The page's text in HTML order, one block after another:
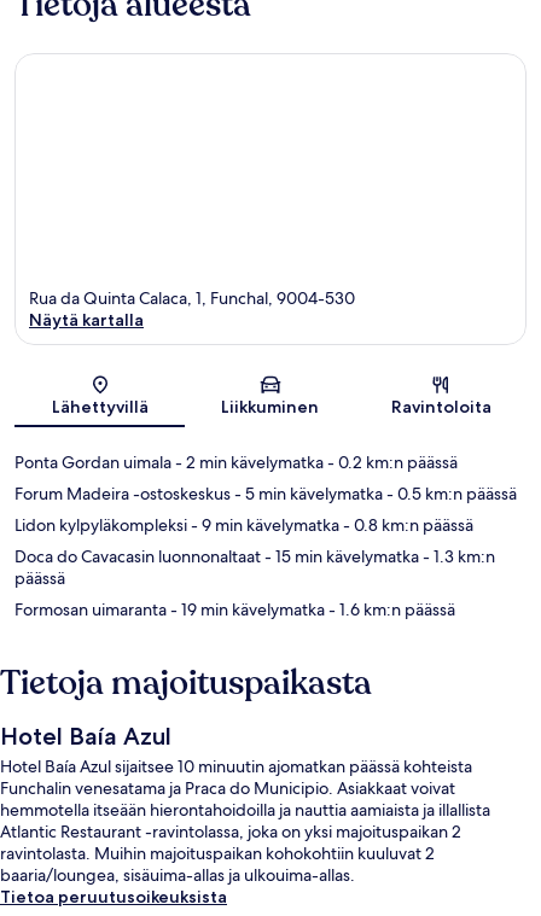
Kartta
Rua da Quinta Calaca, 1, Funchal, 9004-530
Näytä kartalla
Lähettyvillä Liikkuminen Ravintoloita
Ponta Gordan uimala- 2 min kävelymatka- 0.2 km:n päässä
Forum Madeira -ostoskeskus- 5 min kävelymatka- 0.5 km:n päässä
Lidon kylpyläkompleksi- 9 min kävelymatka- 0.8 km:n päässä
Doca do Cavacasin luonnonaltaat- 15 min kävelymatka- 1.3 km:n
päässä
Formosan uimaranta- 19 min kävelymatka- 1.6 km:n päässä
Tietoja majoituspaikasta
Hotel Baía Azul
Hotel Baía Azul sijaitsee 10 minuutin ajomatkan päässä kohteista
Funchalin venesatama ja Praca do Municipio. Asiakkaat voivat
hemmotella itseään hierontahoidoilla ja nauttia aamiaista ja illallista
Atlantic Restaurant -ravintolassa, joka on yksi majoituspaikan 2
ravintolasta. Muihin majoituspaikan kohokohtiin kuuluvat 2
baaria/loungea, sisäuima-allas ja ulkouima-allas.
Tietoa peruutusoikeuksista